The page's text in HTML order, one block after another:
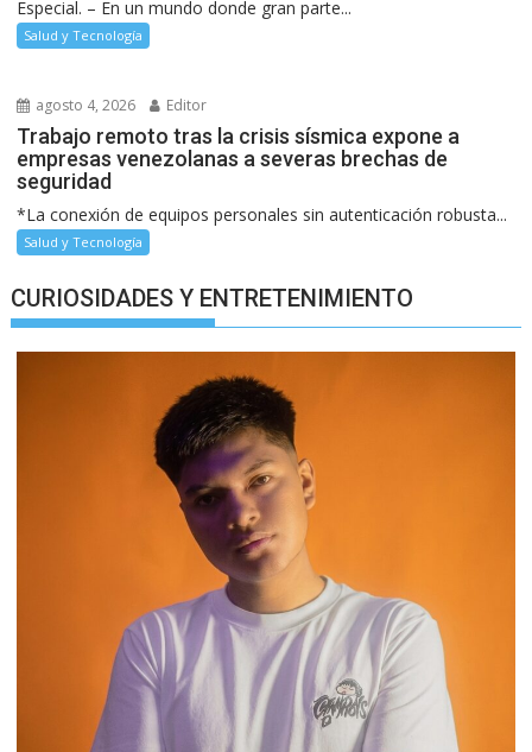
Especial. – En un mundo donde gran parte...
Salud y Tecnología
agosto 4, 2026 Editor
Trabajo remoto tras la crisis sísmica expone a
empresas venezolanas a severas brechas de
seguridad
*La conexión de equipos personales sin autenticación robusta...
Salud y Tecnología
CURIOSIDADES Y ENTRETENIMIENTO